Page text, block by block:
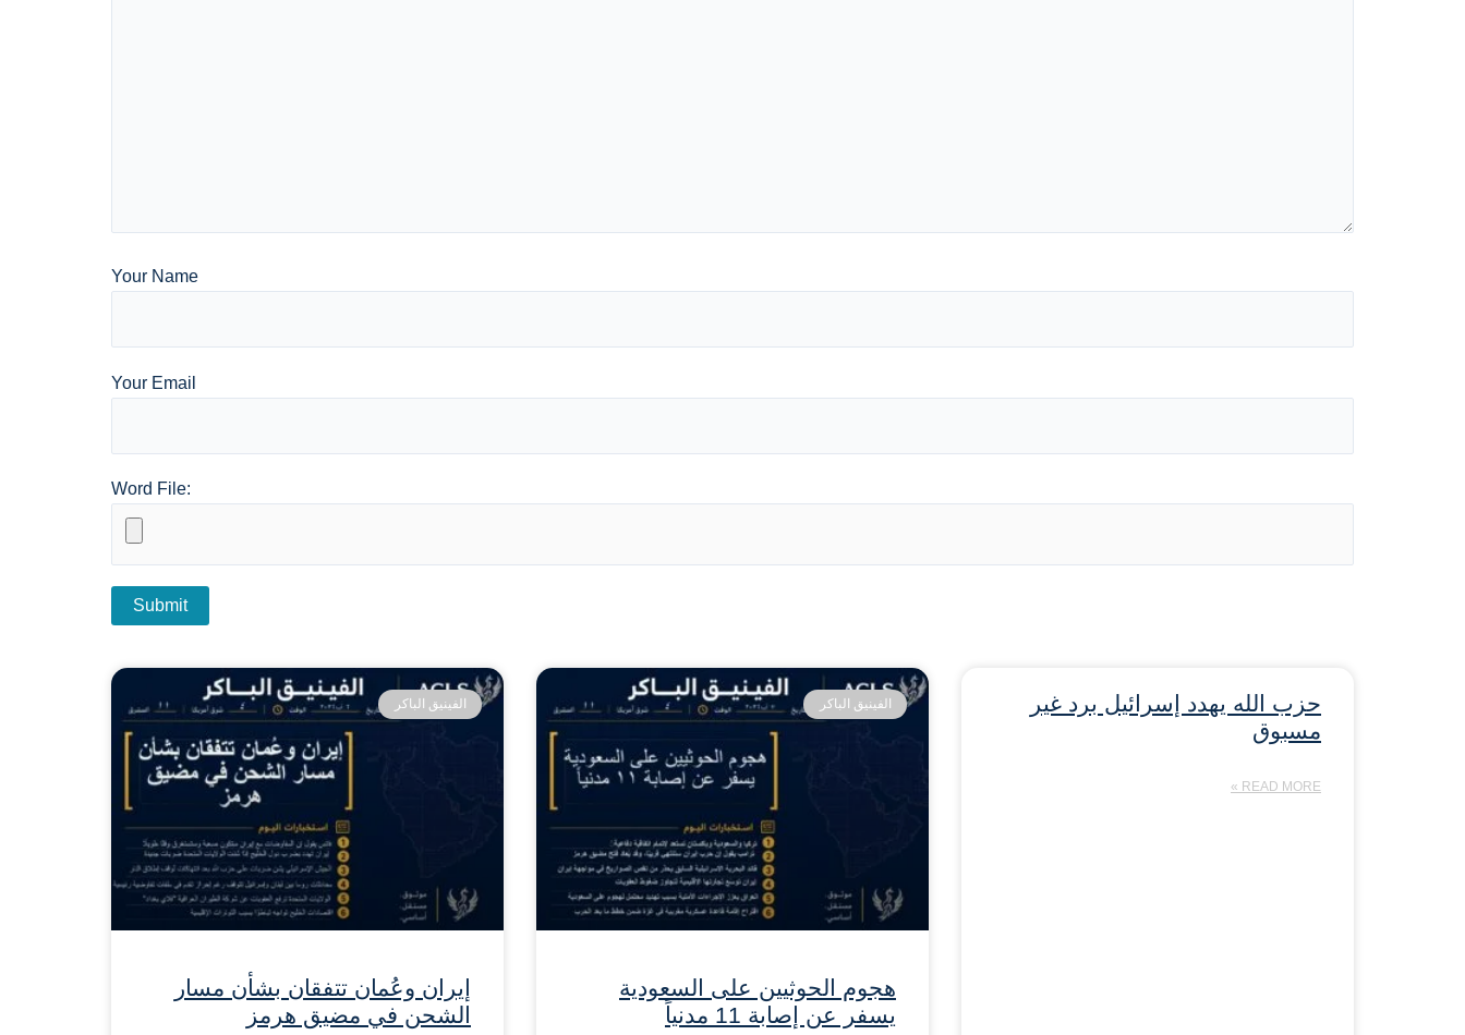
Your Name
Your Email
Word File:
حزب الله يهدد إسرائيل برد غير
مسبوق
READ MORE »
الفينيق الباكر
هجوم الحوثيين على السعودية
يسفر عن إصابة 11 مدنياً
الفينيق الباكر
إيران وعُمان تتفقان بشأن مسار
الشحن في مضيق هرمز